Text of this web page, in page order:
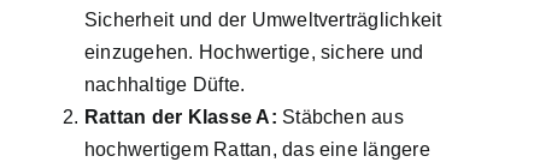
Sicherheit und der Umweltverträglichkeit
einzugehen. Hochwertige, sichere und
nachhaltige Düfte.
Rattan der Klasse A: Stäbchen aus
hochwertigem Rattan, das eine längere